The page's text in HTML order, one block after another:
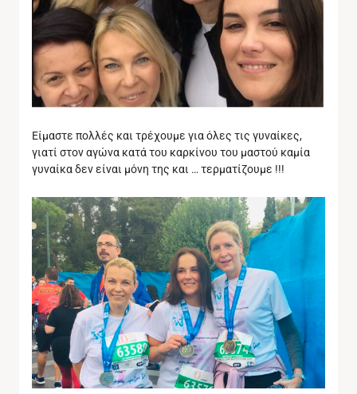
Είμαστε πολλές και τρέχουμε για όλες τις γυναίκες,
γιατί στον αγώνα κατά του καρκίνου του μαστού καμία
γυναίκα δεν είναι μόνη της και … τερματίζουμε !!!